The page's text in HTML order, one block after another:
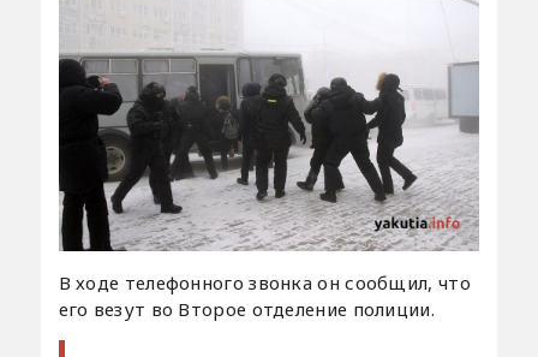
В ходе телефонного звонка он сообщил, что
его везут во Второе отделение полиции.